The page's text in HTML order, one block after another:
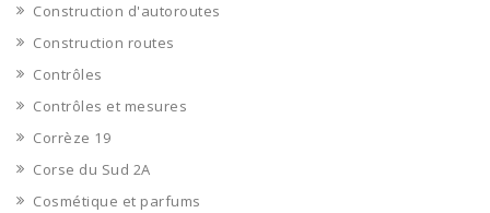
Construction d'autoroutes
Construction routes
Contrôles
Contrôles et mesures
Corrèze 19
Corse du Sud 2A
Cosmétique et parfums